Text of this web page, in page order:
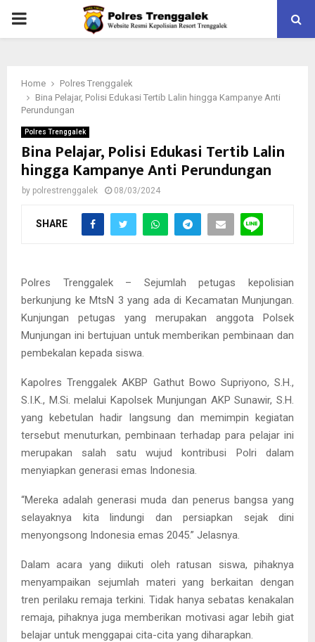
PRIMARY
Home
Polres Trenggalek
Bina Pelajar, Polisi Edukasi Tertib Lalin hingga Kampanye Anti
Perundungan
Polres Trenggalek
Bina Pelajar, Polisi Edukasi Tertib Lalin
hingga Kampanye Anti Perundungan
by polrestrenggalek 08/03/2024
SHARE
Polres Trenggalek – Sejumlah petugas kepolisian
berkunjung ke MtsN 3 yang ada di Kecamatan Munjungan.
Kunjungan petugas yang merupakan anggota Polsek
Munjungan ini bertujuan untuk memberikan pembinaan dan
pembekalan kepada siswa.
Kapolres Trenggalek AKBP Gathut Bowo Supriyono, S.H.,
S.I.K., M.Si. melalui Kapolsek Munjungan AKP Sunawir, S.H.
yang kebetulan hadir langsung dan memimpin kegiatan
tersebut menuturkan, pembinaan terhadap para pelajar ini
merupakan salah satu wujud kontribusi Polri dalam
menyiapkan generasi emas Indonesia.
“Mereka adalah generasi muda dan penerus bangsa yang
selayaknya kita lindungi dan persiapkan sejak dini
menyongsong Indonesia emas 2045.” Jelasnya.
Dalam acara yang diikuti oleh ratusan siswa, pihaknya
menyampaikan sejumlah materi yang berkaitan dengan
tren perilaku remaja terkini. Tidak hanya sebatas kenakalan
remaja, pihaknya juga memberikan motivasi agar lebih giat
belajar untuk menggapai cita-cita yang diharapkan.